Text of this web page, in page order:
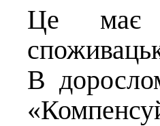
Це має
В